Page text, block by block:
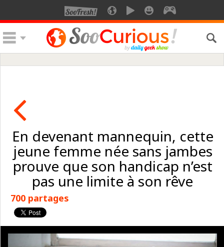
En devenant mannequin, cette
jeune femme née sans jambes
prouve que son handicap n’est
pas une limite à son rêve
700 partages